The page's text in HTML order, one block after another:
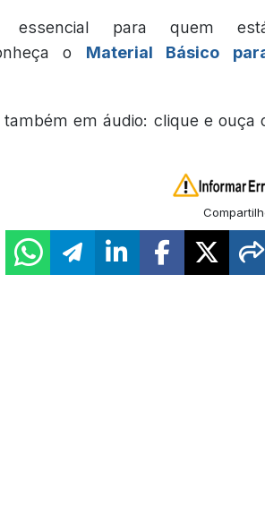
essencial para quem
o Material Básico
também em áudio: clique e ouça